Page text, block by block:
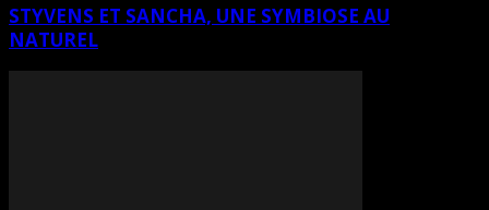
STYVENS ET SANCHA, UNE SYMBIOSE AU
NATUREL